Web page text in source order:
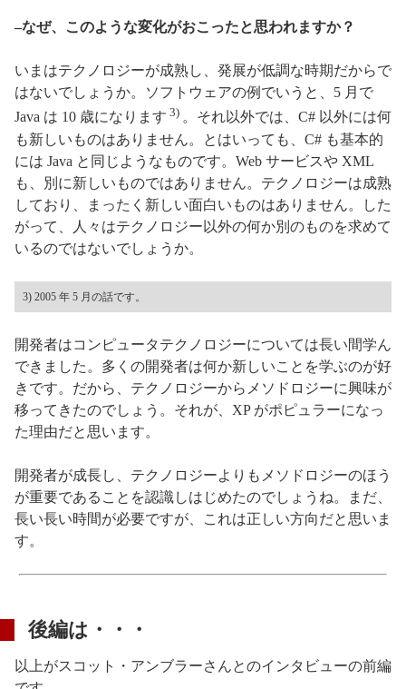
–なぜ、このような変化がおこったと思われますか？
いまはテクノロジーが成熟し、発展が低調な時期だからで
はないでしょうか。ソフトウェアの例でいうと、5 月で
Java は 10 歳になります 3) 。それ以外では、C# 以外には何
も新しいものはありません。とはいっても、C# も基本的
には Java と同じようなものです。Web サービスや XML
も、別に新しいものではありません。テクノロジーは成熟
しており、まったく新しい面白いものはありません。した
がって、人々はテクノロジー以外の何か別のものを求めて
いるのではないでしょうか。
3) 2005 年 5 月の話です。
開発者はコンピュータテクノロジーについては長い間学ん
できました。多くの開発者は何か新しいことを学ぶのが好
きです。だから、テクノロジーからメソドロジーに興味が
移ってきたのでしょう。それが、XP がポピュラーになっ
た理由だと思います。
開発者が成長し、テクノロジーよりもメソドロジーのほう
が重要であることを認識しはじめたのでしょうね。まだ、
長い長い時間が必要ですが、これは正しい方向だと思いま
す。
後編は・・・
以上がスコット・アンブラーさんとのインタビューの前編